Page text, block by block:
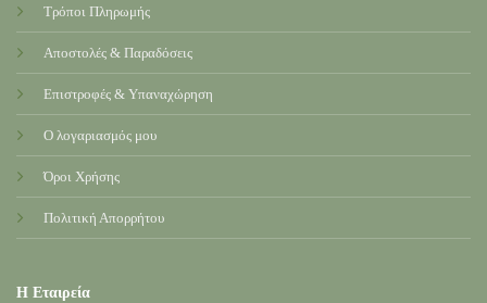
Τρόποι Πληρωμής
Αποστολές & Παραδόσεις
Επιστροφές & Υπαναχώρηση
Ο λογαριασμός μου
Όροι Χρήσης
Πολιτική Απορρήτου
Η Εταιρεία